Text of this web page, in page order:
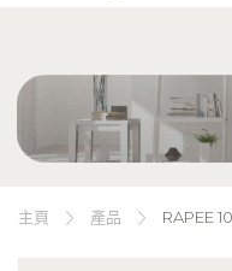
購買訂單 *淨金額滿
主頁 產品 RAPEE